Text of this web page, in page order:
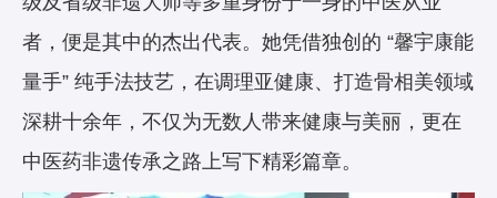
者，便是其中的杰出代表。她凭借独创的 “馨宇康能
量手” 纯手法技艺，在调理亚健康、打造骨相美领域
深耕十余年，不仅为无数人带来健康与美丽，更在
中医药非遗传承之路上写下精彩篇章。